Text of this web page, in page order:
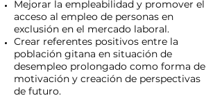
Mejorar la empleabilidad y promover el
acceso al empleo de personas en
exclusión en el mercado laboral.
Crear referentes positivos entre la
población gitana en situación de
desempleo prolongado como forma de
motivación y creación de perspectivas
de futuro.